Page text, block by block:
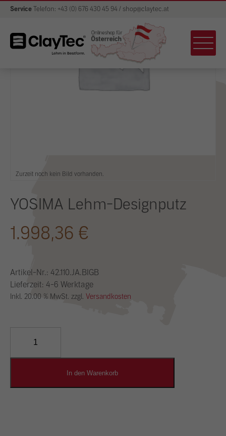
Service Telefon: +43 (0) 676 430 45 94 / shop@claytec.at
Zurzeit noch kein Bild vorhanden.
YOSIMA Lehm-Designputz
1.998,36 €
Artikel-Nr.: 42.110.JA.BIGB
Lieferzeit: 4-6 Werktage
Inkl. 20.00 % MwSt. zzgl. Versandkosten
Designputz
In den Warenkorb